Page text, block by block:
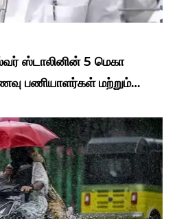
ஸ்டாலினின் 5 மெகா
பணியாளர்கள் மற்றும்